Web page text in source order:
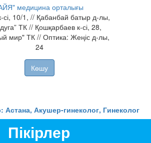
медицина орталығы
сі, 10/1, // Қабанбай батыр д-лы,
ТК // Қошқарбаев к-сі, 28,
мир" ТК // Оптика: Жеңіс д-лы,
24
Көшу
Астана, Акушер-гинеколог, Гинеколог
Пікірлер